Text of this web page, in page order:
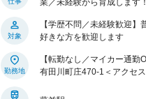
対象
【学歴不問／未経験歓迎
好きな方を歓迎します
勤務地
【転勤なし／マイカー通
有田川町庄470-1＜アクセス